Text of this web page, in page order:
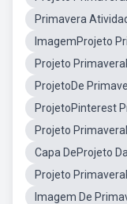
Primavera
ImagemProjeto
Projeto
ProjetoDe
ProjetoPinterest
Projeto
Capa DeProjeto
Projeto
Imagem De